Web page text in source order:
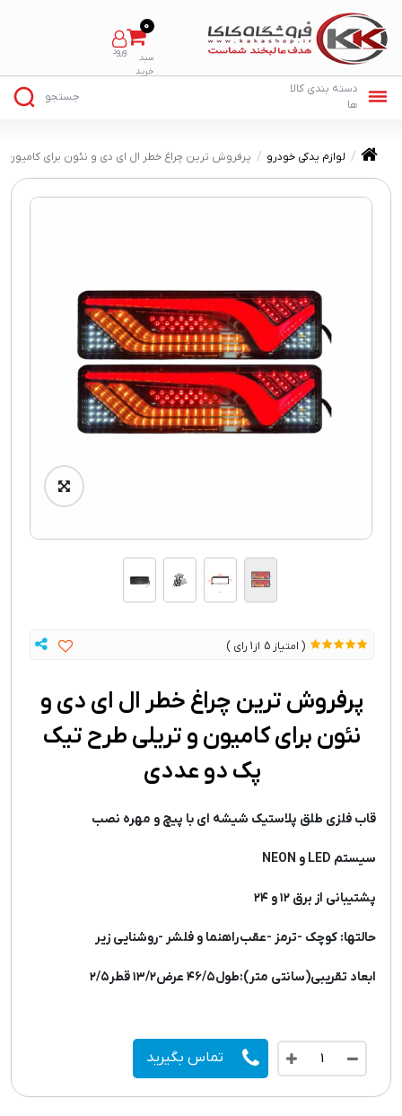
0
لوازم یدکی خودرو پرفروش ترین چراغ خطر ال ای دی و نئون برای
5
1
پرفروش ترین چراغ خطر ال ای دی و
نئون برای کامیون و تریلی طرح تیک
پک دو عددی
قاب فلزی طلق پلاستیک شیشه ای با پیچ و مهره نصب
سیستم LED و NEON
پشتیبانی از برق ۱۲ و ۲۴
حالتها: کوچک -ترمز -عقبراهنما و فلشر -روشنایی زیر
ابعاد تقریبی(سانتی متر):طول۴۶/۵ عرض۱۳/۲ قطر۲/۵
تماس بگیرید